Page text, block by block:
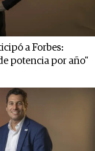
a Forbes:
potencia por año"